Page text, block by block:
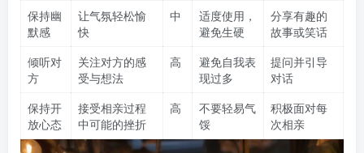
保持幽
默感
让气氛轻松愉
快
中
适度使用，
避免生硬
分享有趣的
故事或笑话
倾听对
方
关注对方的感
受与想法
高
避免自我表
现过多
提问并引导
对话
保持开
放心态
接受相亲过程
中可能的挫折
高
不要轻易气
馁
积极面对每
次相亲